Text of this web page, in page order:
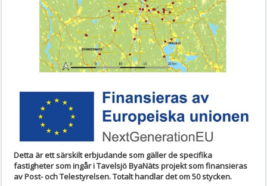
Detta är ett särskilt erbjudande som gäller de specifika
fastigheter som ingår i Tavelsjö ByaNäts projekt som finansieras
av Post- och Telestyrelsen. Totalt handlar det om 50 stycken.